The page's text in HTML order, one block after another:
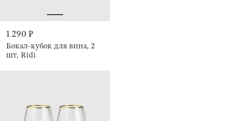
1 290 ₽
Бокал-кубок для вина, 2
шт, Ridi